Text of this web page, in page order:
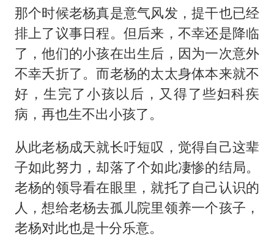
那个时候老杨真是意气风发，提干也已经
排上了议事日程。但后来，不幸还是降临
了，他们的小孩在出生后，因为一次意外
不幸夭折了。而老杨的太太身体本来就不
好，生完了小孩以后，又得了些妇科疾
病，再也生不出小孩了。
从此老杨成天就长吁短叹，觉得自己这辈
子如此努力，却落了个如此凄惨的结局。
老杨的领导看在眼里，就托了自己认识的
人，想给老杨去孤儿院里领养一个孩子，
老杨对此也是十分乐意。